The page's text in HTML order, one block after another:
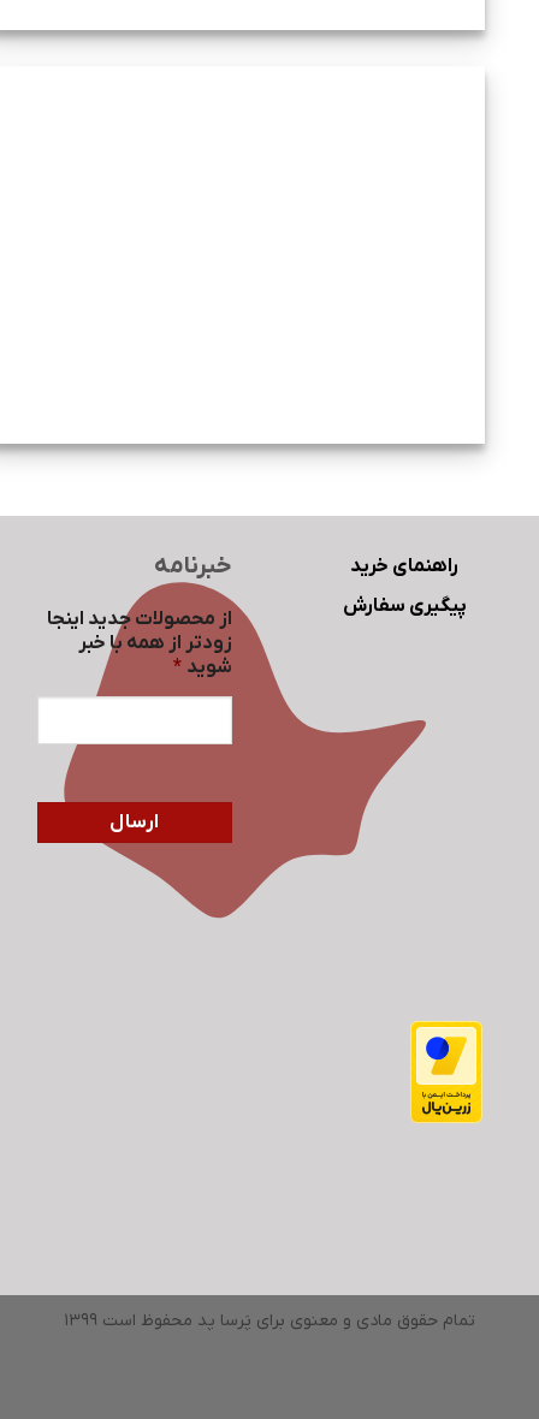
راهنمای خرید
پیگیری سفارش
خبرنامه
از محصولات جدید اینجا
زودتر از همه با خبر
شوید *
تمام حقوق مادی و معنوی برای پَرسا پد محفوظ است 1399